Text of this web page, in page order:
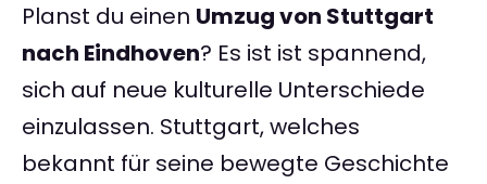
Planst du einen Umzug von Stuttgart
nach Eindhoven? Es ist ist spannend,
sich auf neue kulturelle Unterschiede
einzulassen. Stuttgart, welches
bekannt für seine bewegte Geschichte